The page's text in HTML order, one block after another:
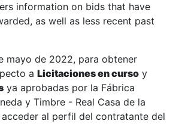
information on bids that have
as well as less recent past
mayo de 2022, para obtener
a Licitaciones en curso y
ya aprobadas por la Fábrica
y Timbre - Real Casa de la
acceder al perfil del contratante del